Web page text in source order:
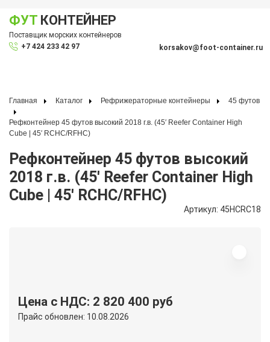
ФУТ КОНТЕЙНЕР
Поставщик морских контейнеров
+7 424 233 42 97
korsakov@foot-container.ru
Главная Каталог Рефрижераторные контейнеры 45 футов
Рефконтейнер 45 футов высокий 2018 г.в. (45′ Reefer Container High
Cube | 45′ RCHC/RFHC)
Рефконтейнер 45 футов высокий
2018 г.в. (45′ Reefer Container High
Cube | 45′ RCHC/RFHC)
Артикул: 45HCRC18
Цена с НДС: 2 820 400 руб
Прайс обновлен: 10.08.2026
меню